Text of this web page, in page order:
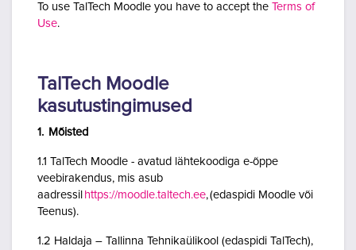
To use TalTech Moodle you have to accept the Terms of
Use.
TalTech Moodle
kasutustingimused
1. Mõisted
1.1 TalTech Moodle - avatud lähtekoodiga e-õppe
veebirakendus, mis asub
aadressil https://moodle.taltech.ee, (edaspidi Moodle või
Teenus).
1.2 Haldaja – Tallinna Tehnikaülikool (edaspidi TalTech),